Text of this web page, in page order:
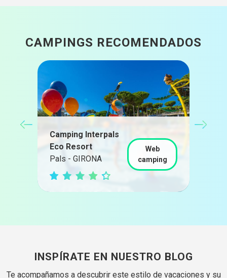
CAMPINGS RECOMENDADOS
Camping Interpals
Eco Resort
Pals - GIRONA
Web
camping
INSPÍRATE EN NUESTRO BLOG
Te acompañamos a descubrir este estilo de vacaciones y su